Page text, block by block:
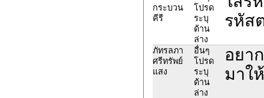
กระบวน
คีรี
โปรด
ระบุ
ด้าน
ล่าง
รหัส
ภัทรลภา
ศรีทรัพย์
แสง
อื่นๆ
โปรด
ระบุ
ด้าน
ล่าง
อยา
มาใ